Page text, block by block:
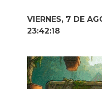
VIERNES, 7 DE
23:42:19